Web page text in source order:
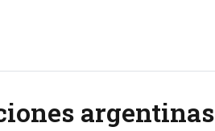
argentinas